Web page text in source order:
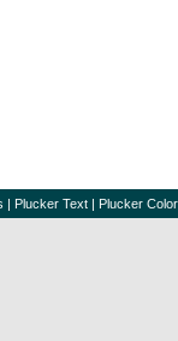
| Plucker Text | Plucker Color